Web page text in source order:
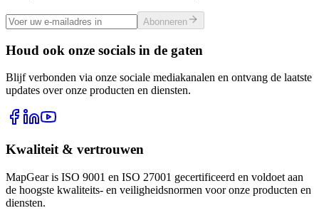
Abonneren
Houd ook onze socials in de gaten
Blijf verbonden via onze sociale mediakanalen en ontvang de laatste
updates over onze producten en diensten.
Kwaliteit & vertrouwen
MapGear is ISO 9001 en ISO 27001 gecertificeerd en voldoet aan
de hoogste kwaliteits- en veiligheidsnormen voor onze producten en
diensten.